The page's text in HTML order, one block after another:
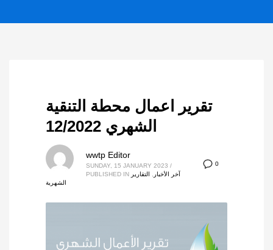
تقرير اعمال محطة التنقية
الشهري 12/2022
0
wwtp Editor
SUNDAY, 15 JANUARY 2023 /
PUBLISHED IN
آخر الأخبار
التقارير
الشهرية